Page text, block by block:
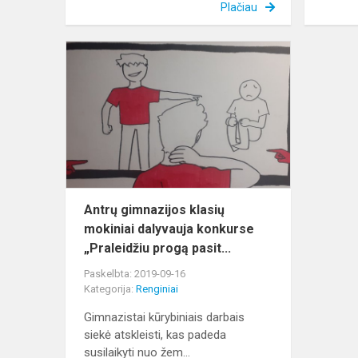
Plačiau
Antrų
gimnazijos
„Pralei...
Antrų gimnazijos klasių
mokiniai dalyvauja konkurse
„Praleidžiu progą pasit...
Paskelbta: 2019-09-16
Kategorija: Renginiai
Gimnazistai kūrybiniais darbais
siekė atskleisti, kas padeda
susilaikyti nuo žem...